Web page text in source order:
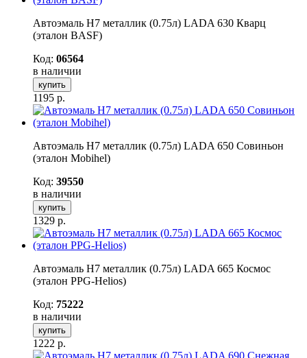
Автоэмаль H7 металлик (0.75л) LADA 630 Кварц
(эталон BASF)
Код: 06564
в наличии
купить
1195 р.
Автоэмаль H7 металлик (0.75л) LADA 650 Совиньон
(эталон Mobihel)
Код: 39550
в наличии
купить
1329 р.
Автоэмаль H7 металлик (0.75л) LADA 665 Космос
(эталон PPG-Helios)
Код: 75222
в наличии
купить
1222 р.